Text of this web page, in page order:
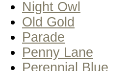
Night Owl
Old Gold
Parade
Penny Lane
Perennial Blue